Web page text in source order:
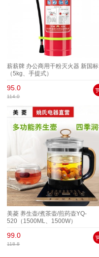
薪薪牌 办公商用干粉灭火器 新国标
（5kg、手提式）
95.0
114.0
美菱 养生壶/煮茶壶/煎药壶YQ-
520（1500ML、1500W）
99.0
118.8